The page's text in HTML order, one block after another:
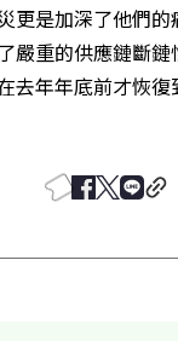
更是加深了他們
嚴重的供應鏈斷
去年年底前才恢